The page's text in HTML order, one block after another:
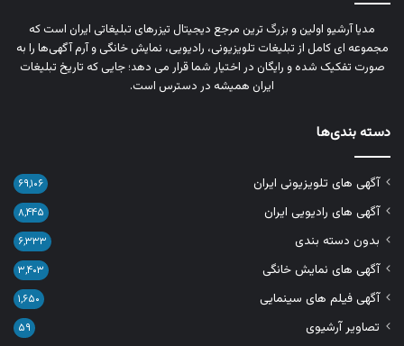
مدیا آرشیو اولین و بزرگ‌ ترین مرجع دیجیتال تیزرهای تبلیغاتی ایران است که
مجموعه‌ ای کامل از تبلیغات تلویزیونی، رادیویی، نمایش خانگی و آرم‌ آگهی‌ها را به‌
صورت تفکیک‌ شده و رایگان در اختیار شما قرار می‌ دهد؛ جایی که تاریخ تبلیغات
ایران همیشه در دسترس است.
دسته بندی‌ها
آگهی های تلویزیونی ایران ۶۹,۱۰۶
آگهی های رادیویی ایران ۸,۴۴۵
بدون دسته بندی ۶,۳۳۳
آگهی های نمایش خانگی ۳,۴۰۳
آگهی فیلم های سینمایی ۱,۶۵۰
تصاویر آرشیوی ۵۹